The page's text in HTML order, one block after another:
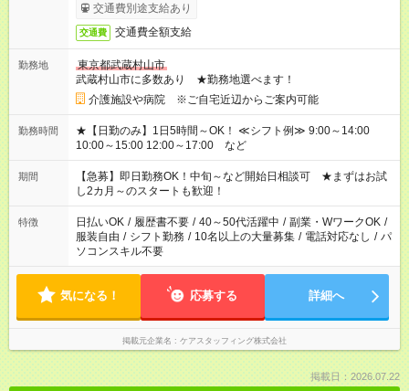
交通費別途支給あり
交通費 交通費全額支給
勤務地
東京都武蔵村山市
武蔵村山市に多数あり ★勤務地選べます！
介護施設や病院 ※ご自宅近辺からご案内可能
勤務時間
★【日勤のみ】1日5時間～OK！ ≪シフト例≫ 9:00～14:00
10:00～15:00 12:00～17:00 など
期間
【急募】即日勤務OK！中旬～など開始日相談可 ★まずはお試
し2カ月～のスタートも歓迎！
特徴 日払いOK / 履歴書不要 / 40～50代活躍中 / 副業・WワークOK /
服装自由 / シフト勤務 / 10名以上の大量募集 / 電話対応なし / パ
ソコンスキル不要
気になる！ 応募する 詳細へ
掲載元企業名 ケアスタッフィング株式会社
掲載日：2026.07.22